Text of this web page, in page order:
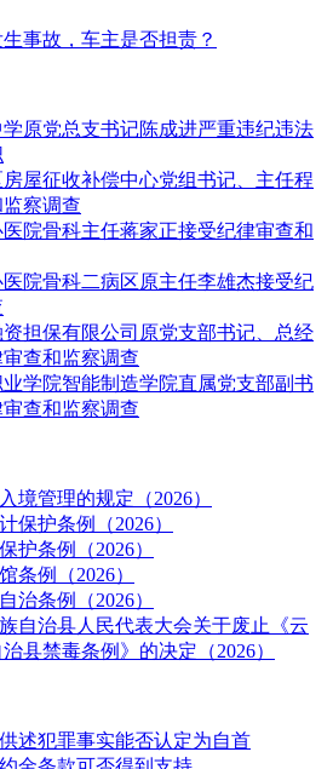
事故，车主是否担责？
原党总支书记陈成进严重违纪违法
屋征收补偿中心党组书记、主任程
察调查
院骨科主任蒋家正接受纪律审查和
院骨科二病区原主任李雄杰接受纪
担保有限公司原党支部书记、总经
查和监察调查
学院智能制造学院直属党支部副书
查和监察调查
境管理的规定（2026）
保护条例（2026）
护条例（2026）
条例（2026）
治条例（2026）
自治县人民代表大会关于废止《云
县禁毒条例》的决定（2026）
述犯罪事实能否认定为自首